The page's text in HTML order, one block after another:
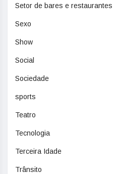
Setor de bares e restaurantes
Sexo
Show
Social
Sociedade
sports
Teatro
Tecnologia
Terceira Idade
Trânsito